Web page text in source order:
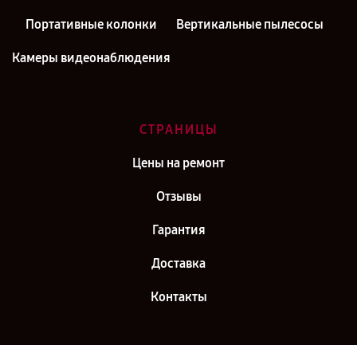
Портативные колонки Вертикальные пылесосы
Камеры видеонаблюдения
СТРАНИЦЫ
Цены на ремонт
Отзывы
Гарантия
Доставка
Контакты